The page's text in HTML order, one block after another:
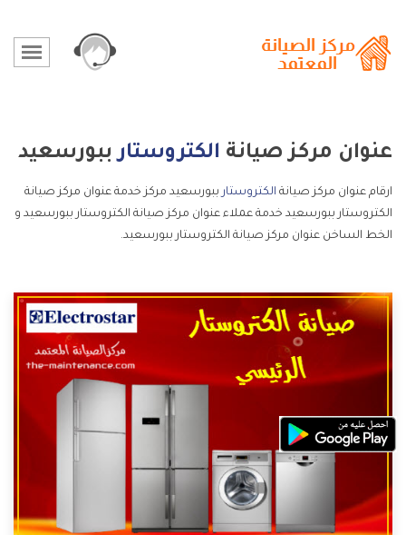
عنوان مركز صيانة الكتروستارببورسعيد
ارقام عنوان مركز صيانة الكتروستار ببورسعيد مركز خدمة عنوان مركز صيانة
الكتروستار ببورسعيد خدمة عملاء عنوان مركز صيانة الكتروستار ببورسعيد و
الخط الساخن عنوان مركز صيانة الكتروستار ببورسعيد.